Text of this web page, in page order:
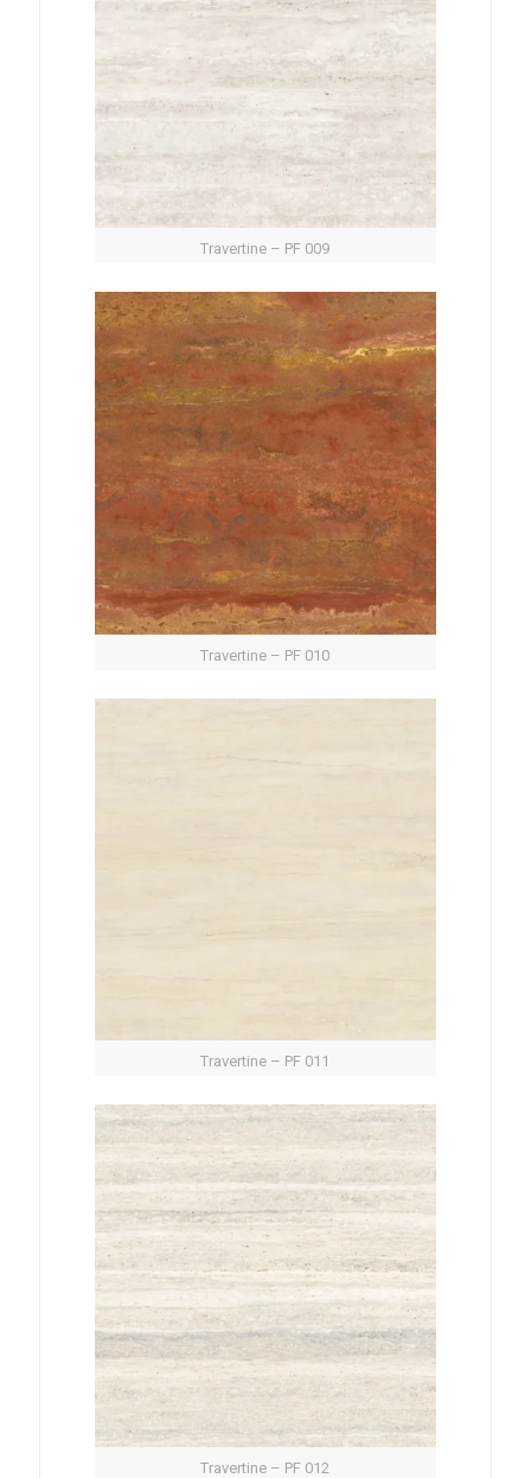
Travertine – PF 009
Travertine – PF 010
Travertine – PF 011
Travertine – PF 012